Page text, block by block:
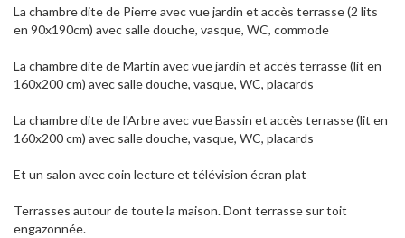
La chambre dite de Pierre avec vue jardin et accès terrasse (2 lits
en 90x190cm) avec salle douche, vasque, WC, commode
La chambre dite de Martin avec vue jardin et accès terrasse (lit en
160x200 cm) avec salle douche, vasque, WC, placards
La chambre dite de l'Arbre avec vue Bassin et accès terrasse (lit en
160x200 cm) avec salle douche, vasque, WC, placards
Et un salon avec coin lecture et télévision écran plat
Terrasses autour de toute la maison. Dont terrasse sur toit
engazonnée.